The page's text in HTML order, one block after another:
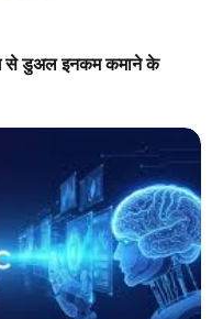
से डुअल इनकम कमाने के